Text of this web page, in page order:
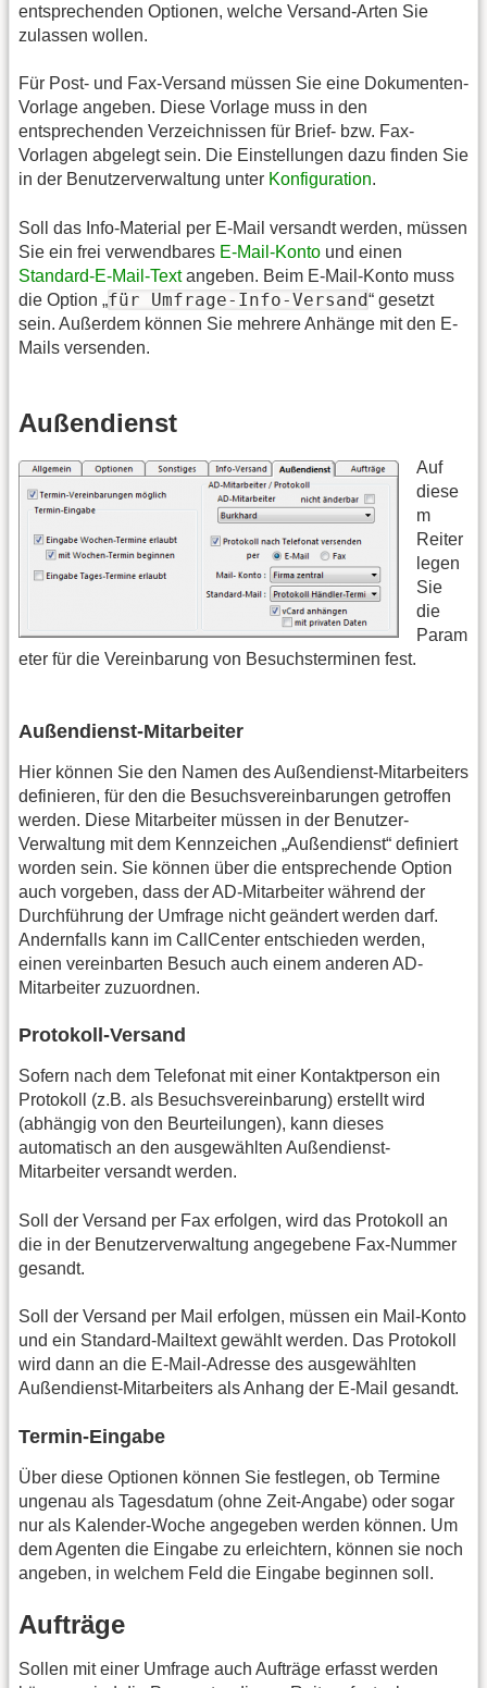
entsprechenden Optionen, welche Versand-Arten Sie
zulassen wollen.
Für Post- und Fax-Versand müssen Sie eine Dokumenten-
Vorlage angeben. Diese Vorlage muss in den
entsprechenden Verzeichnissen für Brief- bzw. Fax-
Vorlagen abgelegt sein. Die Einstellungen dazu finden Sie
in der Benutzerverwaltung unter Konfiguration.
Soll das Info-Material per E-Mail versandt werden, müssen
Sie ein frei verwendbares E-Mail-Konto und einen
Standard-E-Mail-Textangeben. Beim E-Mail-Konto muss
die Option „für Umfrage-Info-Versand“ gesetzt
sein. Außerdem können Sie mehrere Anhänge mit den E-
Mails versenden.
Außendienst
Auf
diese
m
Reiter
legen
Sie
die
Param
eter für die Vereinbarung von Besuchsterminen fest.
Außendienst-Mitarbeiter
Hier können Sie den Namen des Außendienst-Mitarbeiters
definieren, für den die Besuchsvereinbarungen getroffen
werden. Diese Mitarbeiter müssen in der Benutzer-
Verwaltung mit dem Kennzeichen „Außendienst“ definiert
worden sein. Sie können über die entsprechende Option
auch vorgeben, dass der AD-Mitarbeiter während der
Durchführung der Umfrage nicht geändert werden darf.
Andernfalls kann im CallCenter entschieden werden,
einen vereinbarten Besuch auch einem anderen AD-
Mitarbeiter zuzuordnen.
Protokoll-Versand
Sofern nach dem Telefonat mit einer Kontaktperson ein
Protokoll (z.B. als Besuchsvereinbarung) erstellt wird
(abhängig von den Beurteilungen), kann dieses
automatisch an den ausgewählten Außendienst-
Mitarbeiter versandt werden.
Soll der Versand per Fax erfolgen, wird das Protokoll an
die in der Benutzerverwaltung angegebene Fax-Nummer
gesandt.
Soll der Versand per Mail erfolgen, müssen ein Mail-Konto
und ein Standard-Mailtext gewählt werden. Das Protokoll
wird dann an die E-Mail-Adresse des ausgewählten
Außendienst-Mitarbeiters als Anhang der E-Mail gesandt.
Termin-Eingabe
Über diese Optionen können Sie festlegen, ob Termine
ungenau als Tagesdatum (ohne Zeit-Angabe) oder sogar
nur als Kalender-Woche angegeben werden können. Um
dem Agenten die Eingabe zu erleichtern, können sie noch
angeben, in welchem Feld die Eingabe beginnen soll.
Aufträge
Sollen mit einer Umfrage auch Aufträge erfasst werden